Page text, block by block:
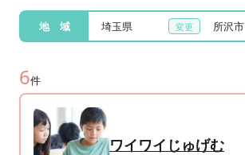
地 域 埼玉県 所沢市
6件
ワイワイじゅげむ